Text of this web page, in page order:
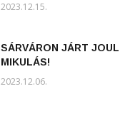
2023.12.15.
SÁRVÁRON JÁRT
MIKULÁS!
2023.12.06.